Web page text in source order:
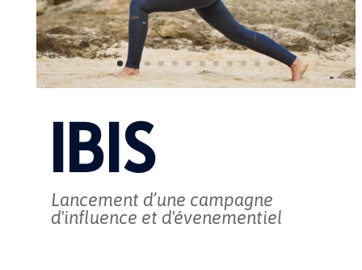
IBIS
Lancement d’une campagne
d'influence et d'évenementiel